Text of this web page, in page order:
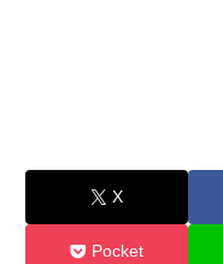
X
Pocket